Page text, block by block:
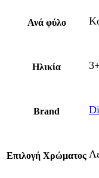
Ανά φύλο
Ηλικία
Brand
Επιλογή Χρώματος